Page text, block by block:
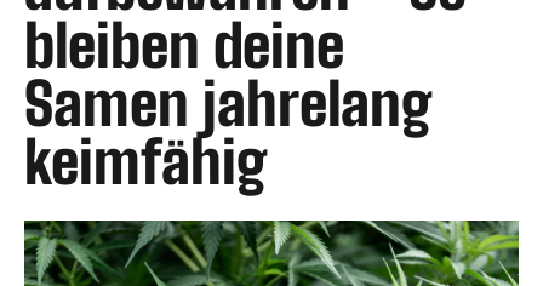
bleiben deine
Samen jahrelang
keimfähig